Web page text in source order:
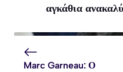
αγκάθια
Marc Garneau: Ο